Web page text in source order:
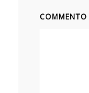
COMMENTO